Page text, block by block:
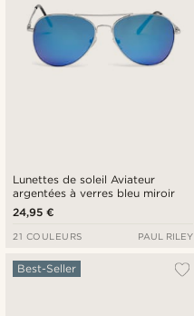
Lunettes de soleil Aviateur
argentées à verres bleu miroir
24,95 €
21 COULEURS PAUL RILEY
Best-Seller